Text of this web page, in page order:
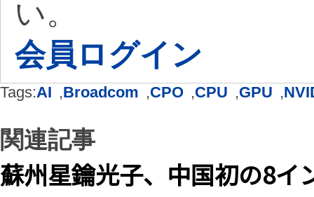
い。
会員ログイン
Tags:AI ,Broadcom ,CPO ,CPU ,GPU ,
関連記事
蘇州星鑰光子、中国初の8イ